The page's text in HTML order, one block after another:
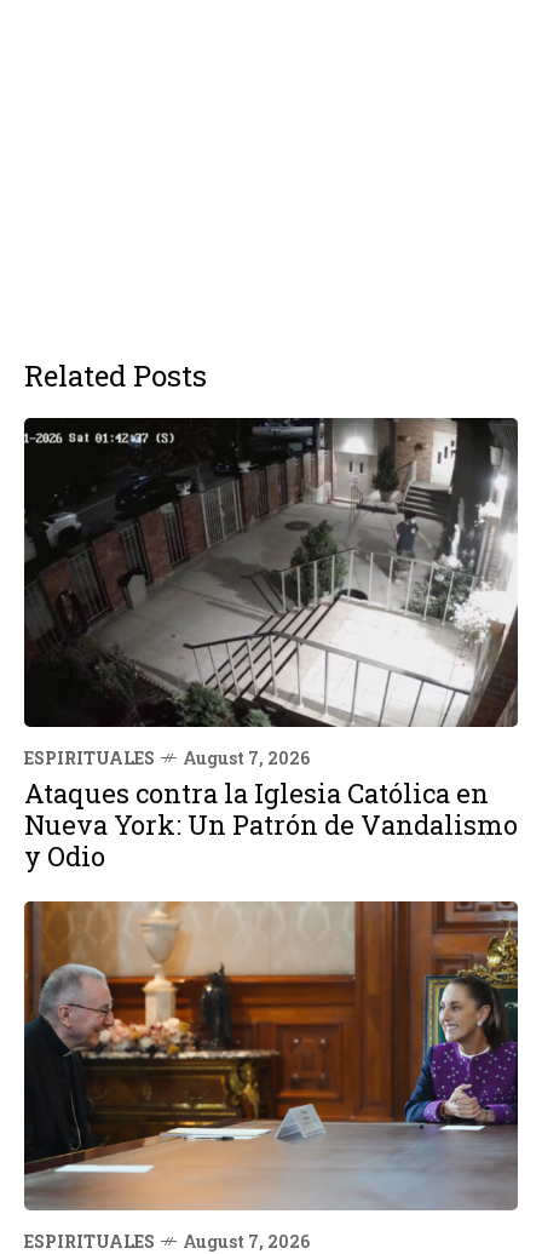
Related Posts
ESPIRITUALES August 7, 2026
Ataques contra la Iglesia Católica en
Nueva York: Un Patrón de Vandalismo
y Odio
ESPIRITUALES August 7, 2026